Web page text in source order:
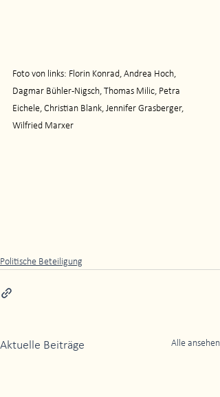
Foto von links: Florin Konrad, Andrea Hoch,
Dagmar Bühler-Nigsch, Thomas Milic, Petra
Eichele, Christian Blank, Jennifer Grasberger,
Wilfried Marxer
Politische Beteiligung
Aktuelle Beiträge Alle ansehen